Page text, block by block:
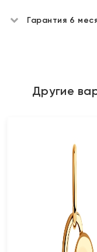
Гарантия 6
Другие